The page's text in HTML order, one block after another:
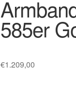
585er
€1.209,00